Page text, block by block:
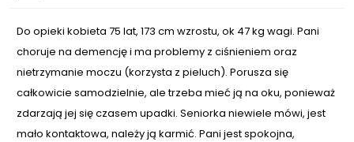
Do opieki kobieta 75 lat, 173 cm wzrostu, ok 47 kg wagi. Pani
choruje na demencję i ma problemy z ciśnieniem oraz
nietrzymanie moczu (korzysta z pieluch). Porusza się
całkowicie samodzielnie, ale trzeba mieć ją na oku, ponieważ
zdarzają jej się czasem upadki. Seniorka niewiele mówi, jest
mało kontaktowa, należy ją karmić. Pani jest spokojna,